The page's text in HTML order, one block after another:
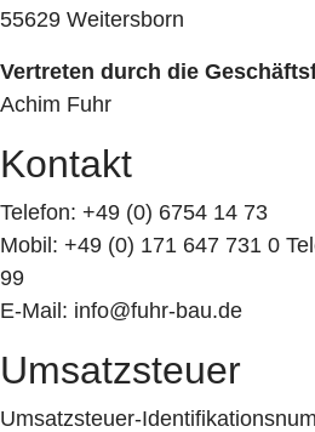
55629 Weitersborn
Vertreten durch die
Achim Fuhr
Kontakt
Telefon: +49 (0) 6754 14 73
Mobil: +49 (0) 171 647 731 0
99
E-Mail: info@fuhr-bau.de
Umsatzsteuer
Umsatzsteuer-